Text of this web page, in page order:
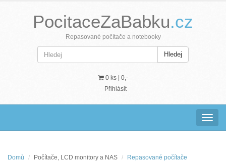
PocitaceZaBabku.cz
Repasované počítače a notebooky
Hledej
0 ks | 0,-
Přihlásit
Domů Počítače, LCD monitory a NAS
Repasované počítače